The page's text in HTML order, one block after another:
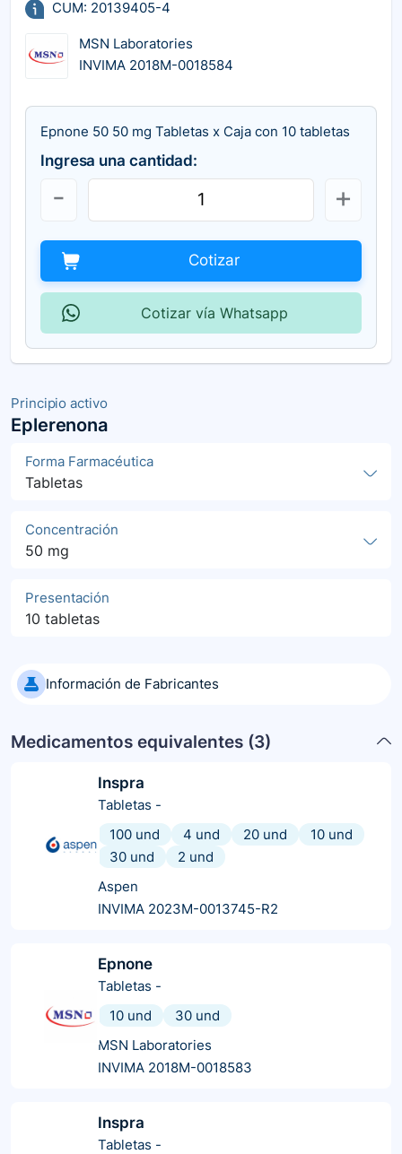
Principio activo
Eplerenona
Forma Farmacéutica
Tabletas
Concentración
50 mg
Presentación
10 tabletas
Información de Fabricantes
Medicamentos equivalentes (3)
Inspra
Tabletas -
100 und
4 und 20 und
10 und
30 und
2 und
Aspen
INVIMA 2023M-0013745-R2
Epnone
Tabletas -
10 und
30 und
MSN Laboratories
INVIMA 2018M-0018583
Inspra
Tabletas -
CUM: 20139405-4
MSN Laboratories
INVIMA 2018M-0018584
Epnone 50 50 mg Tabletas x Caja con 10 tabletas
Ingresa una cantidad:
Cotizar
Cotizar vía Whatsapp